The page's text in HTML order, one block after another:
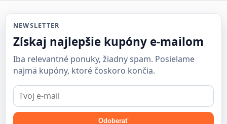
NEWSLETTER
Získaj najlepšie kupóny e-mailom
Iba relevantné ponuky, žiadny spam. Posielame
najmä kupóny, ktoré čoskoro končia.
E-
mail
Odoberať